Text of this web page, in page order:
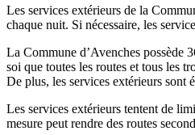
Les services extérieurs de la
chaque nuit. Si nécessaire, les
La Commune d’Avenches possède
soi que toutes les routes et tous les
De plus, les services extérieurs sont
Les services extérieurs tentent de
mesure peut rendre des routes